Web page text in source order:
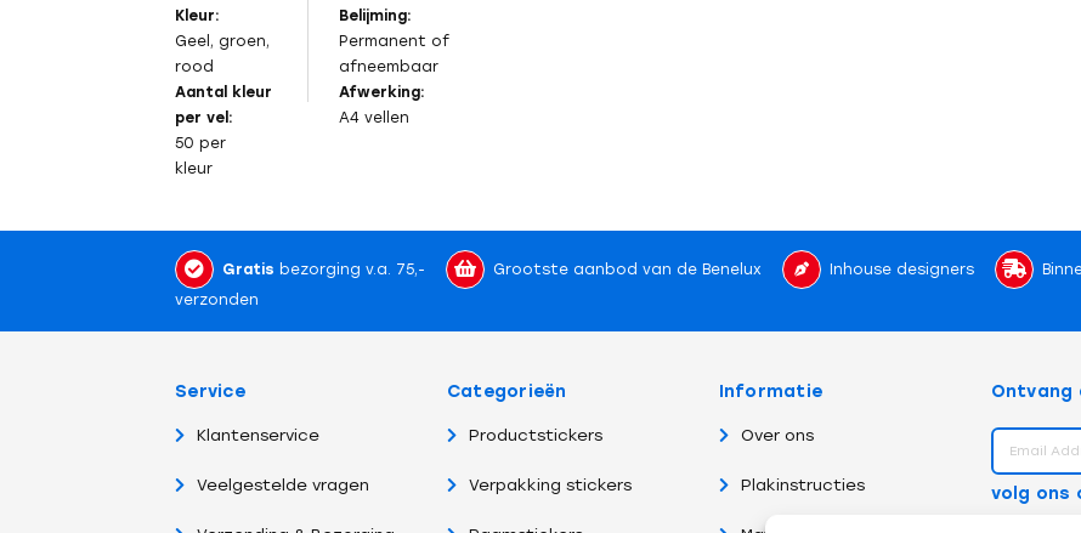
Kleur:
Geel, groen,
rood
Aantal kleur
per vel:
50 per
kleur
Belijming:
Permanent of
afneembaar
Afwerking:
A4 vellen
Gratis bezorging v.a. 75,- Grootste aanbod van de Benelux Inhouse designers
verzonden
Service
Klantenservice
Veelgestelde vragen
Categorieën
Productstickers
Verpakking stickers
Informatie
Over ons
Plakinstructies
Ontvang
volg ons